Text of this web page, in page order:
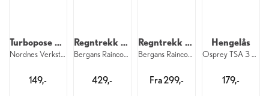
Turbopose med karabinkrok
Nordnes Verksteder tøypose 15x20 cm
149,-
Regntrekk til sekk M
Bergans Raincover M 671 DNT
429,-
Regntrekk til sekk
Bergans Raincover 671
Fra 299,-
Hengelås
Osprey TSA 3 Dial Cable Lock 001
179,-